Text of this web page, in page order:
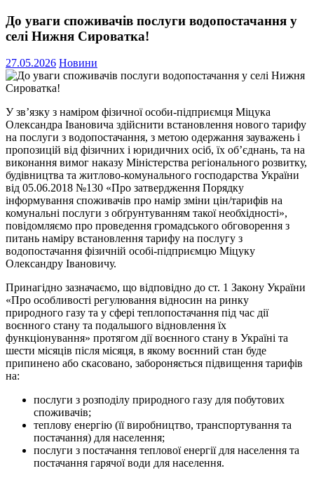
До уваги споживачів послуги водопостачання у
селі Нижня Сироватка!
27.05.2026 Новини
У зв’язку з наміром фізичної особи-підприємця Міцука
Олександра Івановича здійснити встановлення нового тарифу
на послуги з водопостачання, з метою одержання зауважень і
пропозицій від фізичних і юридичних осіб, їх об’єднань, та на
виконання вимог наказу Міністерства регіонального розвитку,
будівництва та житлово-комунального господарства України
від 05.06.2018 №130 «Про затвердження Порядку
інформування споживачів про намір зміни цін/тарифів на
комунальні послуги з обґрунтуванням такої необхідності»,
повідомляємо про проведення громадського обговорення з
питань наміру встановлення тарифу на послугу з
водопостачання фізичній особі-підприємцю Міцуку
Олександру Івановичу.
Принагідно зазначаємо, що відповідно до ст. 1 Закону України
«Про особливості регулювання відносин на ринку
природного газу та у сфері теплопостачання під час дії
воєнного стану та подальшого відновлення їх
функціонування» протягом дії воєнного стану в Україні та
шести місяців після місяця, в якому воєнний стан буде
припинено або скасовано, забороняється підвищення тарифів
на:
послуги з розподілу природного газу для побутових
споживачів;
теплову енергію (її виробництво, транспортування та
постачання) для населення;
послуги з постачання теплової енергії для населення та
постачання гарячої води для населення.